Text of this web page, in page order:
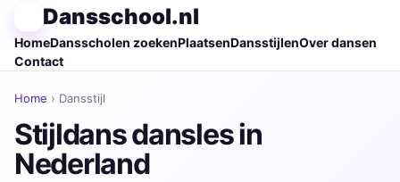
Dansschool.nl
HomeDansscholen zoekenPlaatsenDansstijlenOver dansen
Contact
Home › Dansstijl
Stijldans dansles in
Nederland